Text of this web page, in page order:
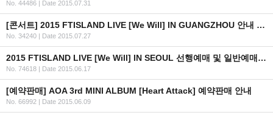
No. 44486 | Date 2015.07.31
[콘서트] 2015 FTISLAND LIVE [We Will] IN GUANGZHOU 안내 (+티켓 오픈일자 추가)
No. 34240 | Date 2015.07.27
2015 FTISLAND LIVE [We Will] IN SEOUL 선행예매 및 일반예매 안내 (인증URL+좌석배치도추가)
No. 74618 | Date 2015.06.17
[예약판매] AOA 3rd MINI ALBUM [Heart Attack] 예약판매 안내
No. 66992 | Date 2015.06.09